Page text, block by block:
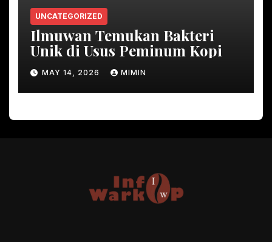
UNCATEGORIZED
Ilmuwan Temukan Bakteri
Unik di Usus Peminum Kopi
MAY 14, 2026 MIMIN